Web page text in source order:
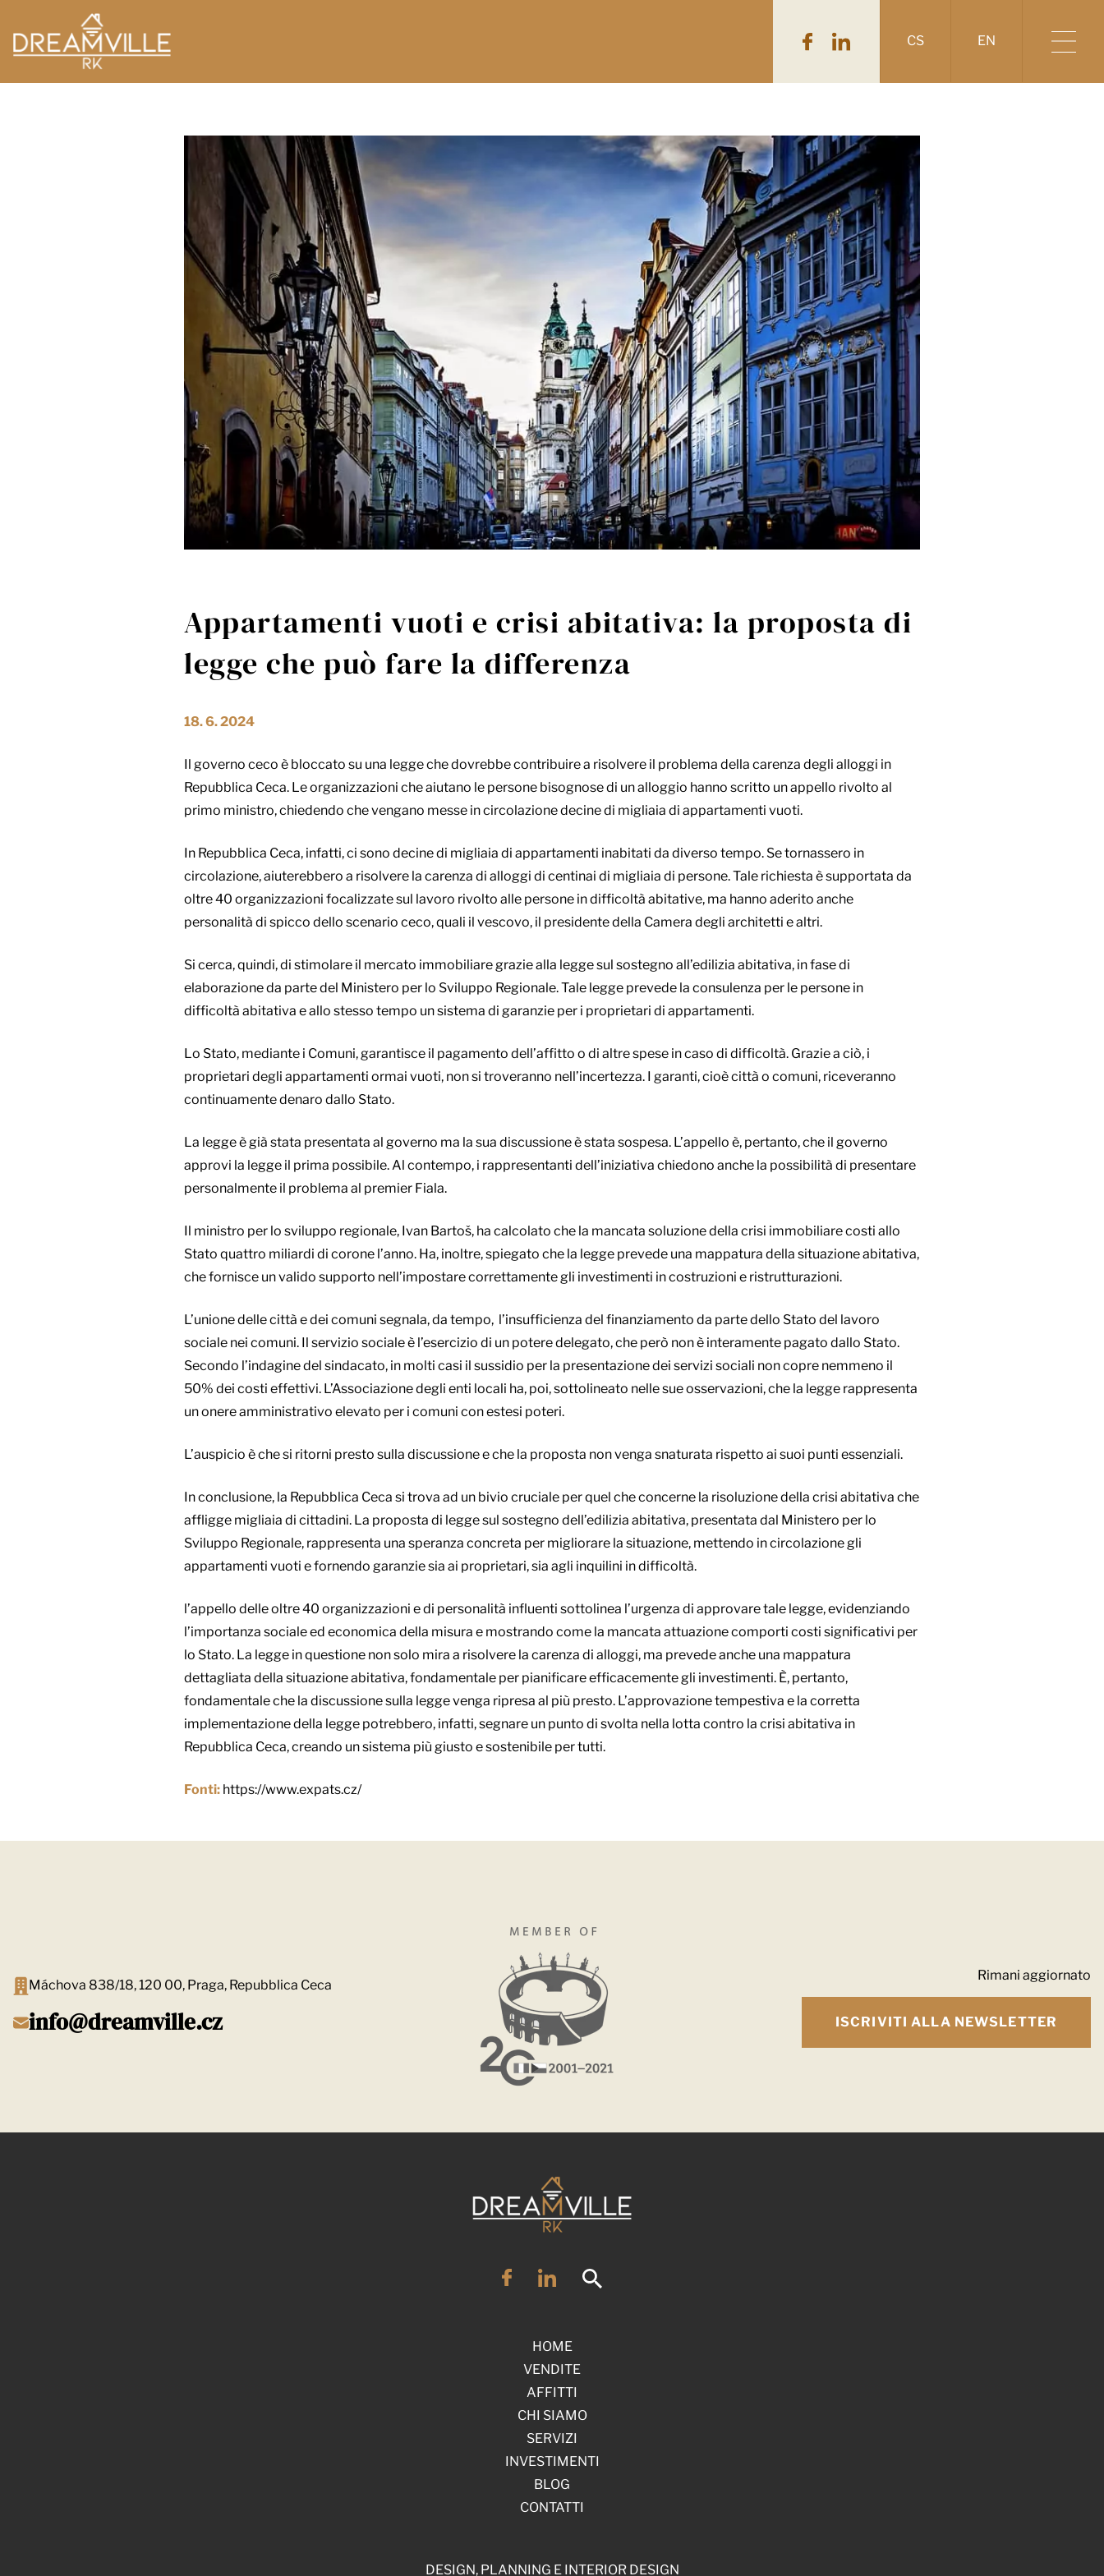
CS EN
Appartamenti vuoti e crisi abitativa: la proposta di
legge che può fare la differenza
18. 6. 2024
Il governo ceco è bloccato su una legge che dovrebbe contribuire a risolvere il problema della carenza degli alloggi in
Repubblica Ceca. Le organizzazioni che aiutano le persone bisognose di un alloggio hanno scritto un appello rivolto al
primo ministro, chiedendo che vengano messe in circolazione decine di migliaia di appartamenti vuoti.
In Repubblica Ceca, infatti, ci sono decine di migliaia di appartamenti inabitati da diverso tempo. Se tornassero in
circolazione, aiuterebbero a risolvere la carenza di alloggi di centinai di migliaia di persone. Tale richiesta è supportata da
oltre 40 organizzazioni focalizzate sul lavoro rivolto alle persone in difficoltà abitative, ma hanno aderito anche
personalità di spicco dello scenario ceco, quali il vescovo, il presidente della Camera degli architetti e altri.
Si cerca, quindi, di stimolare il mercato immobiliare grazie alla legge sul sostegno all’edilizia abitativa, in fase di
elaborazione da parte del Ministero per lo Sviluppo Regionale. Tale legge prevede la consulenza per le persone in
difficoltà abitativa e allo stesso tempo un sistema di garanzie per i proprietari di appartamenti.
Lo Stato, mediante i Comuni, garantisce il pagamento dell’affitto o di altre spese in caso di difficoltà. Grazie a ciò, i
proprietari degli appartamenti ormai vuoti, non si troveranno nell’incertezza. I garanti, cioè città o comuni, riceveranno
continuamente denaro dallo Stato.
La legge è già stata presentata al governo ma la sua discussione è stata sospesa. L’appello è, pertanto, che il governo
approvi la legge il prima possibile. Al contempo, i rappresentanti dell’iniziativa chiedono anche la possibilità di presentare
personalmente il problema al premier Fiala.
Il ministro per lo sviluppo regionale, Ivan Bartoš, ha calcolato che la mancata soluzione della crisi immobiliare costi allo
Stato quattro miliardi di corone l’anno. Ha, inoltre, spiegato che la legge prevede una mappatura della situazione abitativa,
che fornisce un valido supporto nell’impostare correttamente gli investimenti in costruzioni e ristrutturazioni.
L’unione delle città e dei comuni segnala, da tempo, l’insufficienza del finanziamento da parte dello Stato del lavoro
sociale nei comuni. Il servizio sociale è l’esercizio di un potere delegato, che però non è interamente pagato dallo Stato.
Secondo l’indagine del sindacato, in molti casi il sussidio per la presentazione dei servizi sociali non copre nemmeno il
50% dei costi effettivi. L’Associazione degli enti locali ha, poi, sottolineato nelle sue osservazioni, che la legge rappresenta
un onere amministrativo elevato per i comuni con estesi poteri.
L’auspicio è che si ritorni presto sulla discussione e che la proposta non venga snaturata rispetto ai suoi punti essenziali.
In conclusione, la Repubblica Ceca si trova ad un bivio cruciale per quel che concerne la risoluzione della crisi abitativa che
affligge migliaia di cittadini. La proposta di legge sul sostegno dell’edilizia abitativa, presentata dal Ministero per lo
Sviluppo Regionale, rappresenta una speranza concreta per migliorare la situazione, mettendo in circolazione gli
appartamenti vuoti e fornendo garanzie sia ai proprietari, sia agli inquilini in difficoltà.
l’appello delle oltre 40 organizzazioni e di personalità influenti sottolinea l’urgenza di approvare tale legge, evidenziando
l’importanza sociale ed economica della misura e mostrando come la mancata attuazione comporti costi significativi per
lo Stato. La legge in questione non solo mira a risolvere la carenza di alloggi, ma prevede anche una mappatura
dettagliata della situazione abitativa, fondamentale per pianificare efficacemente gli investimenti. È, pertanto,
fondamentale che la discussione sulla legge venga ripresa al più presto. L’approvazione tempestiva e la corretta
implementazione della legge potrebbero, infatti, segnare un punto di svolta nella lotta contro la crisi abitativa in
Repubblica Ceca, creando un sistema più giusto e sostenibile per tutti.
Fonti: https://www.expats.cz/
Máchova 838/18, 120 00, Praga, Repubblica Ceca
info@dreamville.cz
Rimani aggiornato
ISCRIVITI ALLA NEWSLETTER
HOME
VENDITE
AFFITTI
CHI SIAMO
SERVIZI
INVESTIMENTI
BLOG
CONTATTI
DESIGN, PLANNING E INTERIOR DESIGN